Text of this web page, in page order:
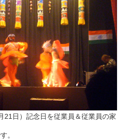
21日）記念日を従業員＆従業員の家
。